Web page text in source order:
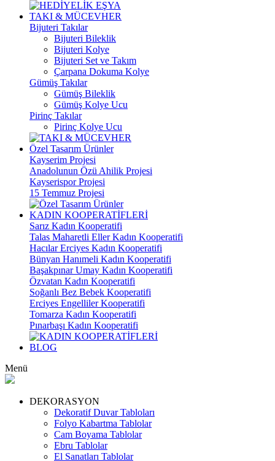
TAKI & MÜCEVHER
Bijuteri Takılar
Bijuteri Bileklik
Bijuteri Kolye
Bijuteri Set ve Takım
Çarpana Dokuma Kolye
Gümüş Takılar
Gümüş Bileklik
Gümüş Kolye Ucu
Pirinç Takılar
Pirinç Kolye Ucu
Özel Tasarım Ürünler
Kayserim Projesi
Anadolunun Özü Ahilik Projesi
Kayserispor Projesi
15 Temmuz Projesi
KADIN KOOPERATİFLERİ
Sarız Kadın Kooperatifi
Talas Maharetli Eller Kadın Kooperatifi
Hacılar Erciyes Kadın Kooperatifi
Bünyan Hanımeli Kadın Kooperatifi
Başakpınar Umay Kadın Kooperatifi
Özvatan Kadın Kooperatifi
Soğanlı Bez Bebek Kooperatifi
Erciyes Engelliler Kooperatifi
Tomarza Kadın Kooperatifi
Pınarbaşı Kadın Kooperatifi
BLOG
Menü
DEKORASYON
Dekoratif Duvar Tabloları
Folyo Kabartma Tablolar
Cam Boyama Tablolar
Ebru Tablolar
El Sanatları Tablolar